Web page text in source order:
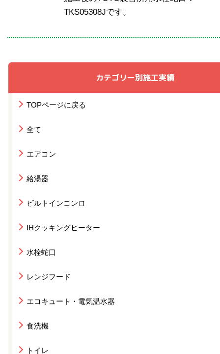
カテゴリー別施工実績
TOPページに戻る
全て
エアコン
給湯器
ビルトインコンロ
IHクッキングヒーター
水栓蛇口
レンジフード
エコキュート・電気温水器
食洗機
トイレ
TKS05308Jです。